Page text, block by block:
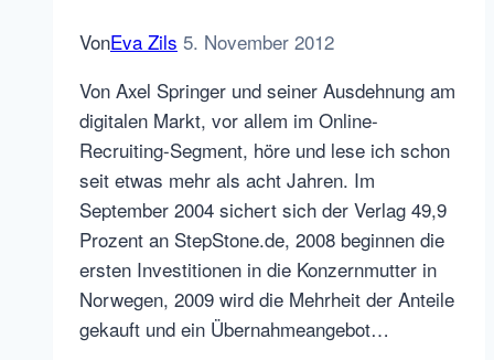
VonEva Zils 5. November 2012
Von Axel Springer und seiner Ausdehnung am
digitalen Markt, vor allem im Online-
Recruiting-Segment, höre und lese ich schon
seit etwas mehr als acht Jahren. Im
September 2004 sichert sich der Verlag 49,9
Prozent an StepStone.de, 2008 beginnen die
ersten Investitionen in die Konzernmutter in
Norwegen, 2009 wird die Mehrheit der Anteile
gekauft und ein Übernahmeangebot…